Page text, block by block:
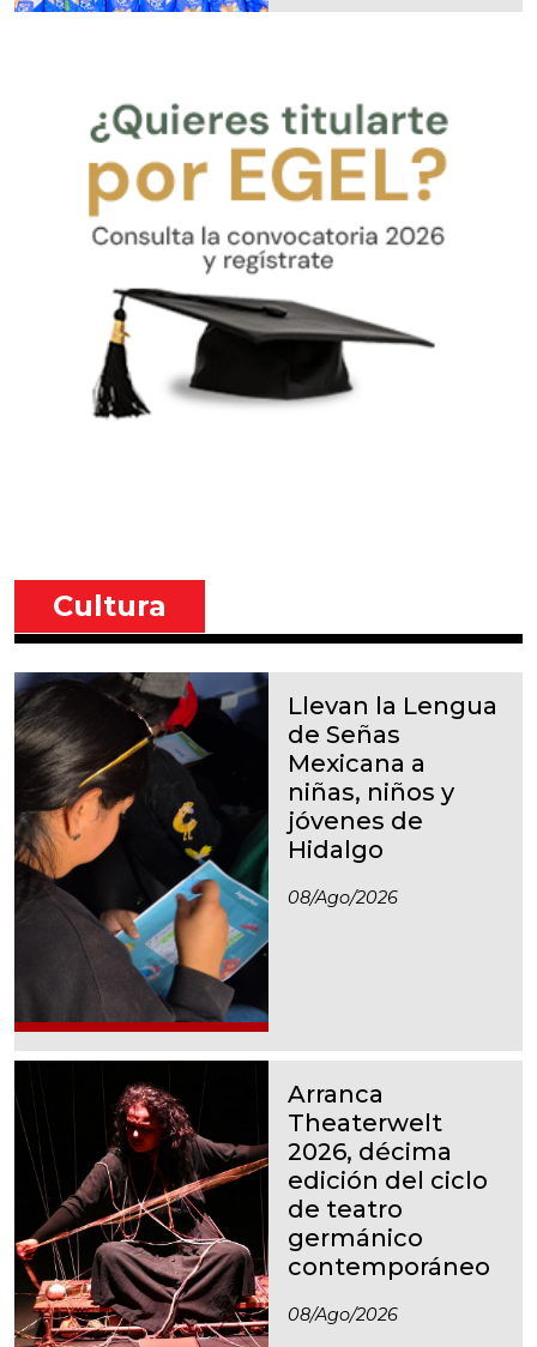
Cultura
Llevan la Lengua
de Señas
Mexicana a
niñas, niños y
jóvenes de
Hidalgo
08/ago/2026
Arranca
Theaterwelt
2026, décima
edición del ciclo
de teatro
germánico
contemporáneo
08/ago/2026